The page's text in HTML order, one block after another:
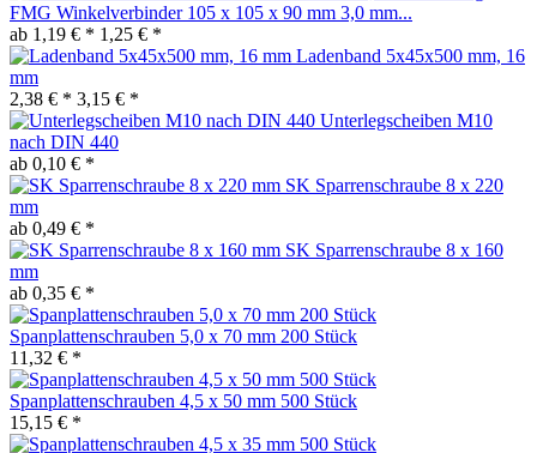
FMG Winkelverbinder 105 x 105 x 90 mm 3,0 mm...
ab 1,19 € * 1,25 € *
Ladenband 5x45x500 mm, 16
mm
2,38 € * 3,15 € *
Unterlegscheiben M10
nach DIN 440
ab 0,10 € *
SK Sparrenschraube 8 x 220
mm
ab 0,49 € *
SK Sparrenschraube 8 x 160
mm
ab 0,35 € *
Spanplattenschrauben 5,0 x 70 mm 200 Stück
11,32 € *
Spanplattenschrauben 4,5 x 50 mm 500 Stück
15,15 € *